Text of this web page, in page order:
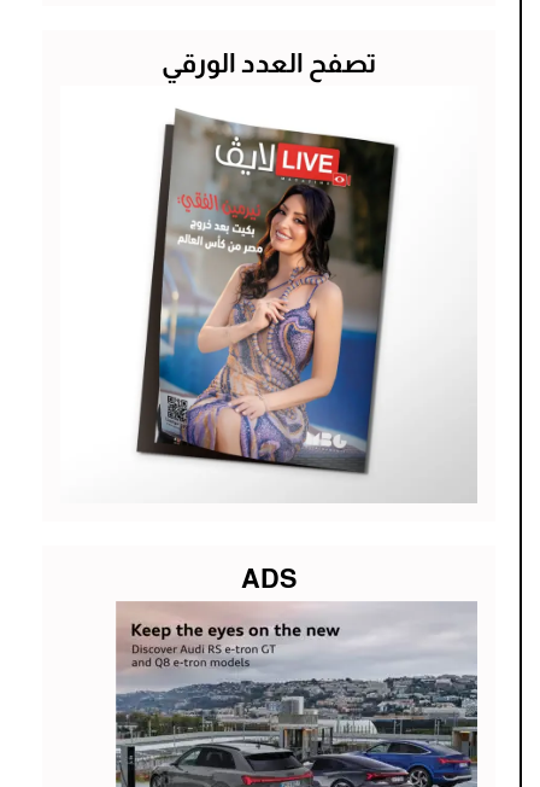
تصفح العدد الورقي
ADS